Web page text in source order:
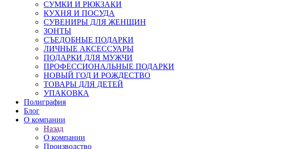
СУМКИ И РЮКЗАКИ
КУХНЯ И ПОСУДА
СУВЕНИРЫ ДЛЯ ЖЕНЩИН
ЗОНТЫ
СЪЕДОБНЫЕ ПОДАРКИ
ЛИЧНЫЕ АКСЕССУАРЫ
ПОДАРКИ ДЛЯ МУЖЧИ
ПРОФЕССИОНАЛЬНЫЕ ПОДАРКИ
НОВЫЙ ГОД И РОЖДЕСТВО
ТОВАРЫ ДЛЯ ДЕТЕЙ
УПАКОВКА
Полиграфия
Блог
О компании
Назад
О компании
Производство